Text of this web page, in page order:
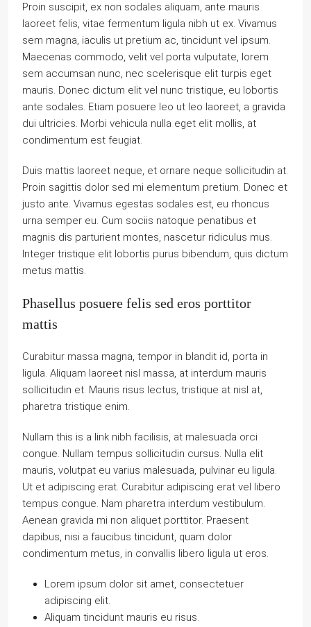
Proin suscipit, ex non sodales aliquam, ante mauris
laoreet felis, vitae fermentum ligula nibh ut ex. Vivamus
sem magna, iaculis ut pretium ac, tincidunt vel ipsum.
Maecenas commodo, velit vel porta vulputate, lorem
sem accumsan nunc, nec scelerisque elit turpis eget
mauris. Donec dictum elit vel nunc tristique, eu lobortis
ante sodales. Etiam posuere leo ut leo laoreet, a gravida
dui ultricies. Morbi vehicula nulla eget elit mollis, at
condimentum est feugiat.
Duis mattis laoreet neque, et ornare neque sollicitudin at.
Proin sagittis dolor sed mi elementum pretium. Donec et
justo ante. Vivamus egestas sodales est, eu rhoncus
urna semper eu. Cum sociis natoque penatibus et
magnis dis parturient montes, nascetur ridiculus mus.
Integer tristique elit lobortis purus bibendum, quis dictum
metus mattis.
Phasellus posuere felis sed eros porttitor
mattis
Curabitur massa magna, tempor in blandit id, porta in
ligula. Aliquam laoreet nisl massa, at interdum mauris
sollicitudin et. Mauris risus lectus, tristique at nisl at,
pharetra tristique enim.
Nullam this is a link nibh facilisis, at malesuada orci
congue. Nullam tempus sollicitudin cursus. Nulla elit
mauris, volutpat eu varius malesuada, pulvinar eu ligula.
Ut et adipiscing erat. Curabitur adipiscing erat vel libero
tempus congue. Nam pharetra interdum vestibulum.
Aenean gravida mi non aliquet porttitor. Praesent
dapibus, nisi a faucibus tincidunt, quam dolor
condimentum metus, in convallis libero ligula ut eros.
Lorem ipsum dolor sit amet, consectetuer
adipiscing elit.
Aliquam tincidunt mauris eu risus.